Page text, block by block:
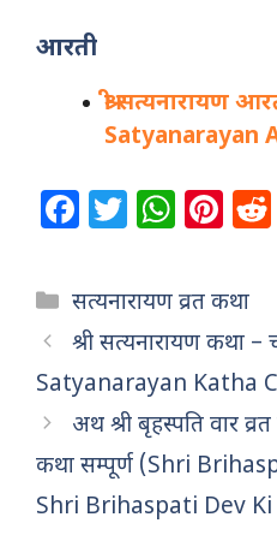
आरती
श्री सत्यनारायण
Satyanarayan
F
c
e
b
o
o
k
T
itt
e
r
W
at
s
A
p
p
Pi
te
re
st
Categories
सत्यनारायण व्रत कथा
श्री सत्यनारायण कथा
Satyanarayan Katha
अथ श्री बृहस्पति वार
कथा सम्पूर्ण (Shri
Shri Brihaspati Dev